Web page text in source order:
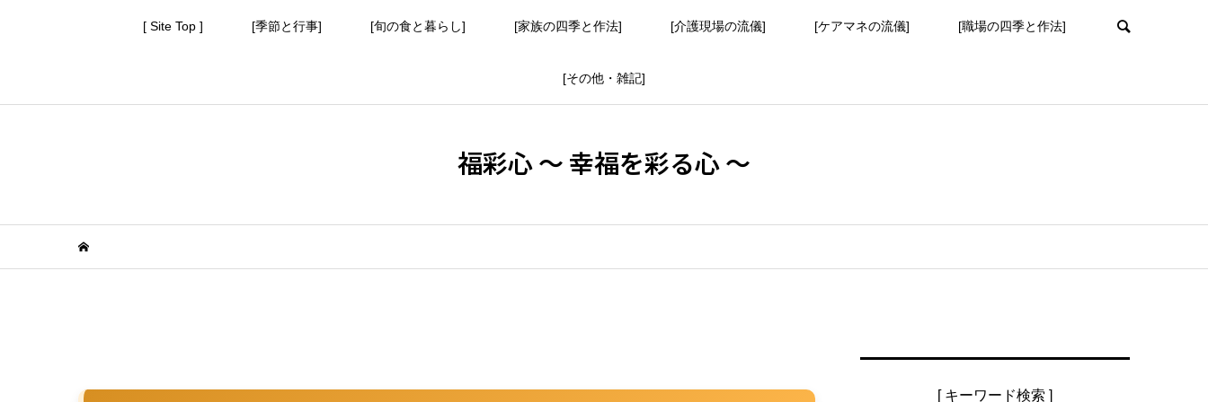
[ Site Top ] [季節と行事] [旬の食と暮らし] [家族の四季と作法] [介護現場の流儀] [ケアマネの流儀] [職場の四季と作法]
[その他・雑記]
福彩心 ～ 幸福を彩る心 ～
[ キーワード検索 ]